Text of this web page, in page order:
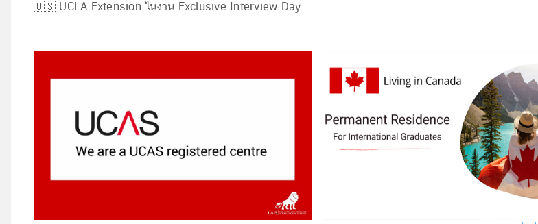
🇺🇸 UCLA Extension ในงาน Exclusive Interview Day